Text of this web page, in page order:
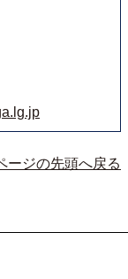
ージの先頭へ戻る